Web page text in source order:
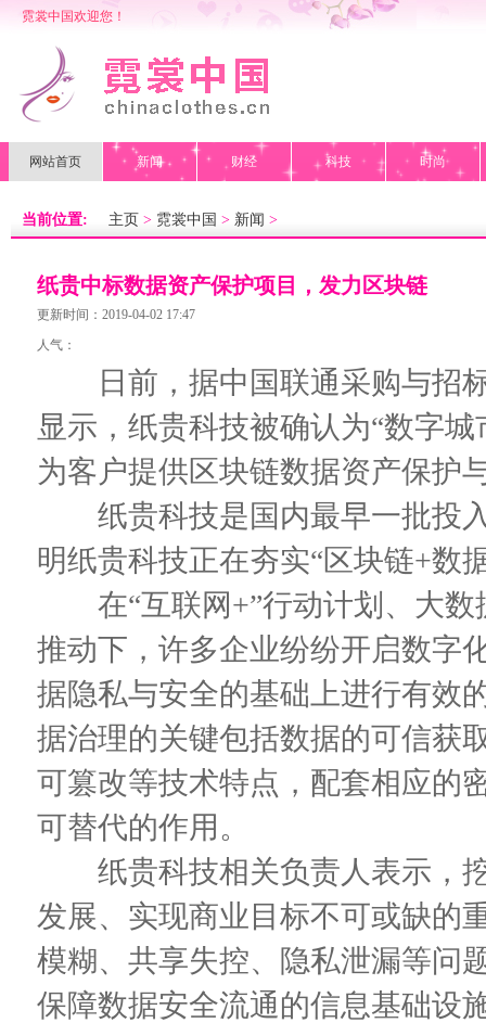
霓裳中国欢迎您！
网站首页 新闻 财经 科技 时尚
当前位置: 主页 > 霓裳中国 > 新闻 >
纸贵中标数据资产保护项目，发力区块链
+数据治理领域
更新时间：2019-04-02 17:47
人气：
日前，据中国联通采购与招标
显示，纸贵科技被确认为“数字
为客户提供区块链数据资产保护
纸贵科技是国内最早一批投入
明纸贵科技正在夯实“区块链+数
在“互联网+”行动计划、大数
推动下，许多企业纷纷开启数字
据隐私与安全的基础上进行有效
据治理的关键包括数据的可信获
可篡改等技术特点，配套相应的
可替代的作用。
纸贵科技相关负责人表示，挖
发展、实现商业目标不可或缺的
模糊、共享失控、隐私泄漏等问
保障数据安全流通的信息基础设